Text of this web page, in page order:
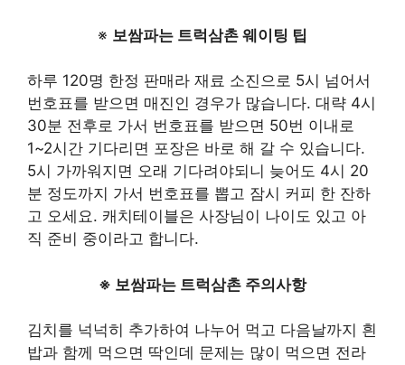
※ 보쌈파는 트럭삼촌 웨이팅 팁
하루 120명 한정 판매라 재료 소진으로 5시 넘어서
번호표를 받으면 매진인 경우가 많습니다. 대략 4시
30분 전후로 가서 번호표를 받으면 50번 이내로
1~2시간 기다리면 포장은 바로 해 갈 수 있습니다.
5시 가까워지면 오래 기다려야되니 늦어도 4시 20
분 정도까지 가서 번호표를 뽑고 잠시 커피 한 잔하
고 오세요. 캐치테이블은 사장님이 나이도 있고 아
직 준비 중이라고 합니다.
※ 보쌈파는 트럭삼촌 주의사항
김치를 넉넉히 추가하여 나누어 먹고 다음날까지 흰
밥과 함께 먹으면 딱인데 문제는 많이 먹으면 전라